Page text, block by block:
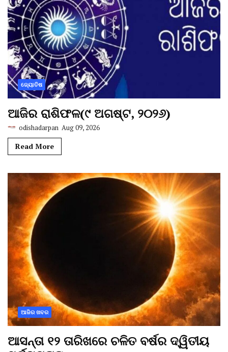
ଜ୍ୟୋତିଷ
ଆଜିର ରାଶିଫଳ(୯ ଅଗଷ୍ଟ, ୨୦୨୬)
odishadarpan Aug 09, 2026
Read More
ଆଜିର ଖବର
ଆସନ୍ତା ୧୨ ତାରିଖରେ ଚଳିତ ବର୍ଷର ଦ୍ୱିତୀୟ